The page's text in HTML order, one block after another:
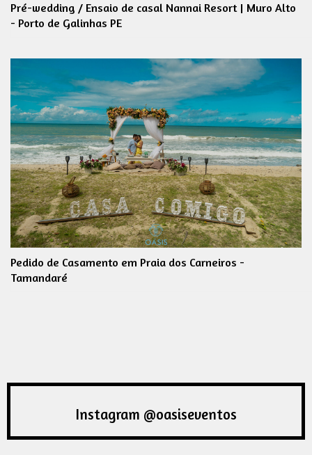
Pré-wedding / Ensaio de casal Nannai Resort | Muro Alto
- Porto de Galinhas PE
Pedido de Casamento em Praia dos Carneiros -
Tamandaré
Instagram @oasiseventos